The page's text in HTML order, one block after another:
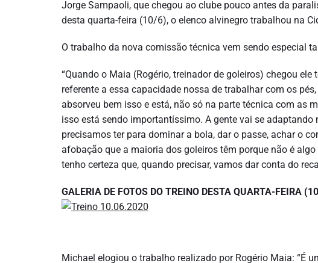
Jorge Sampaoli, que chegou ao clube pouco antes da
desta quarta-feira (10/6), o elenco alvinegro trabalhou na
O trabalho da nova comissão técnica vem sendo especial
“Quando o Maia (Rogério, treinador de goleiros) chegou
referente a essa capacidade nossa de trabalhar com os
absorveu bem isso e está, não só na parte técnica com as
isso está sendo importantíssimo. A gente vai se
precisamos ter para dominar a bola, dar o passe, achar o
afobação que a maioria dos goleiros têm porque não é
tenho certeza que, quando precisar, vamos dar conta do
GALERIA DE FOTOS DO TREINO DESTA QUARTA-FEIRA
Michael elogiou o trabalho realizado por Rogério Maia: “É